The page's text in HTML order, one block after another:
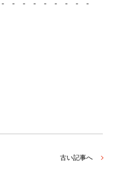
-　-　-　-　-
古い記事へ